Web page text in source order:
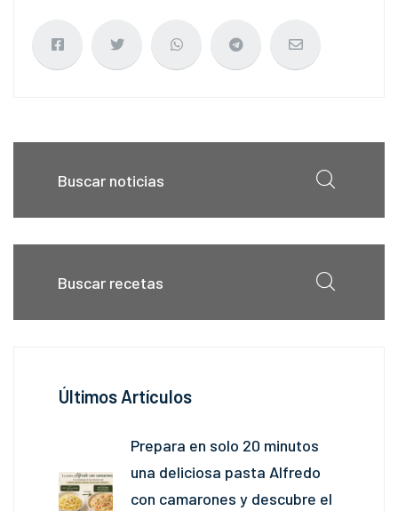
Últimos Artículos
Prepara en solo 20 minutos
una deliciosa pasta Alfredo
con camarones y descubre el